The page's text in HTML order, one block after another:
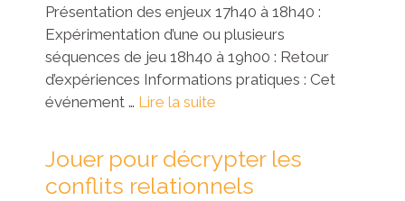
Présentation des enjeux 17h40 à 18h40 :
Expérimentation d’une ou plusieurs
séquences de jeu 18h40 à 19h00 : Retour
d’expériences Informations pratiques : Cet
événement … Lire la suite
Jouer pour décrypter les
conflits relationnels